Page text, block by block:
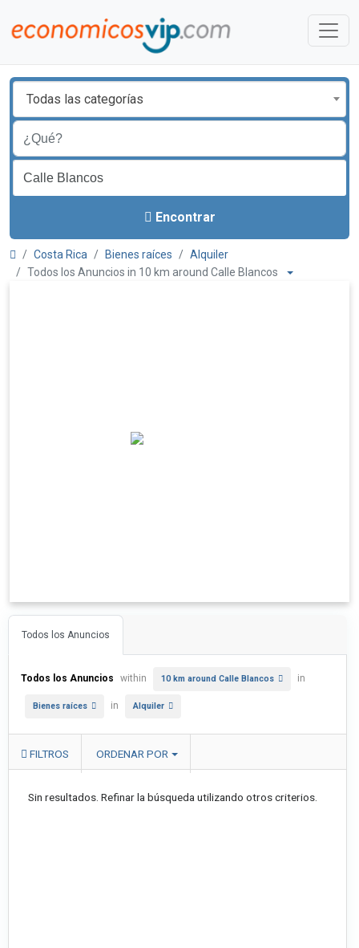
Todas las categorías
Encontrar
Costa Rica Bienes raíces
Alquiler
Todos los Anuncios in 10 km around Calle Blancos
Todos los Anuncios
Todos los Anuncios within 10 km around Calle Blancos in
Bienes raíces in Alquiler
FILTROS ORDENAR POR
Sin resultados. Refinar la búsqueda utilizando otros criterios.